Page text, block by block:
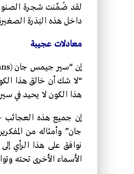
لقد ضُمِّنت شجرة
داخل هذه البَذرة
معادلات عجيبة
“لا شك أن خالق هذا
هذا الكون لا يحيد في
إن جميع هذه العجائب -
جان” وأمثاله من
نوافق على هذا الرأي
الأسماء الأخرى تحته